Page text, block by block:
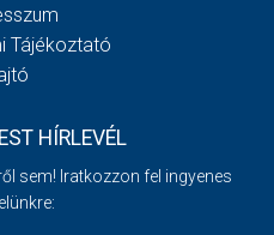
Tájékoztató
HÍRLEVÉL
sem! Iratkozzon fel ingyenes